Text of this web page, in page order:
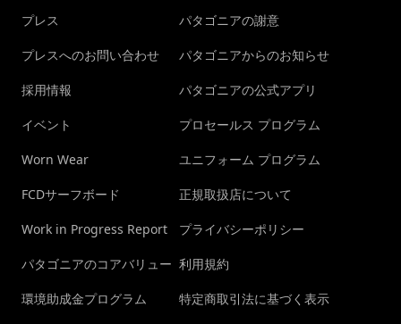
プレス
プレスへのお問い合わせ
採用情報
イベント
Worn Wear
FCDサーフボード
Work in Progress Report
パタゴニアのコアバリュー
環境助成金プログラム
パタゴニアの謝意
パタゴニアからのお知らせ
パタゴニアの公式アプリ
プロセールス プログラム
ユニフォーム プログラム
正規取扱店について
プライバシーポリシー
利用規約
特定商取引法に基づく表示